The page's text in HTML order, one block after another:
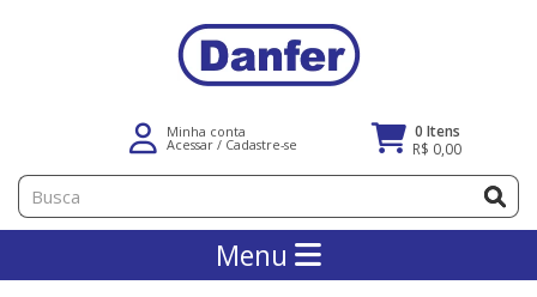
Minha conta
Acessar / Cadastre-se
0 Itens
R$ 0,00
Menu